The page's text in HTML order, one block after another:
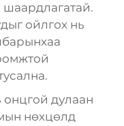
шаардлагатай.
ойлгох нь
онцгой дулаан
нөхцөлд